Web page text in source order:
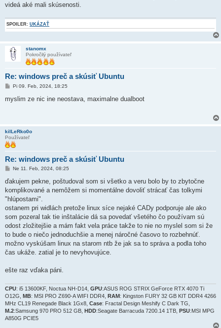
videá aké mali skúsenosti.
SPOILER: UKÁZAŤ
stanomx
Pokročilý používateľ
Re: windows preč a skúsiť Ubuntu
P
í
s
o
k
Pi 09. Feb, 2024, 18:25
myslim ze nic ine neostava, maximalne dualboot
kilLeRko0o
Používateľ
Re: windows preč a skúsiť Ubuntu
P
í
p
e
o
k
Ne 11. Feb, 2024, 08:25
ďakujem pekne, poštudoval som si všetko a veru bolo by to zbytočne
komplikované a nemôžem si momentálne dovoliť strácať čas tolkymi
"hlúpostami".
ostanem pri widlách pretože linux síce nejaké CADy podporuje ale ako
som pozeral tak tie inštalácie dá sa povedať všetého čo používam sú
odost zložitejšie a mám fakt vela práce takže to nie no myslel som si že
to bude o niečo jednoduchšie a menej náročné časovo to rozbehnúť.
možno vyskúšam linux na starom ntb že jak sa to správa a podla toho
čas ukáže. zatial je to nevyhovujúce.
ešte raz vďaka páni.
CPU: i5 13600KF, Noctua NH-D14, GPU:ASUS ROG STRIX GeForce RTX 4070 Ti
O12G, MB: MSI PRO Z690-A WIFI DDR4, RAM: Kingston FURY 32 GB KIT DDR4 4266
MHz CL19 Renegade Black 1Gx8, Case: Fractal Design Meshify C Dark TG,
M.2:Samsung 970 PRO 512 GB, HDD:Seagate Barracuda 7200.14 1TB, PSU:MSI MPG
A850G PCIE5